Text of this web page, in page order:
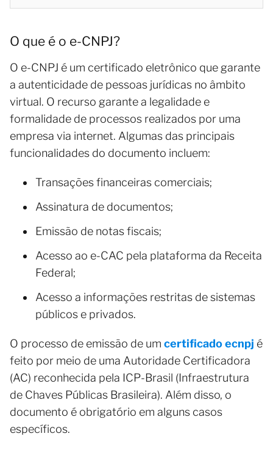
O que é o e-CNPJ?
O e-CNPJ é um certificado eletrônico que garante
a autenticidade de pessoas jurídicas no âmbito
virtual. O recurso garante a legalidade e
formalidade de processos realizados por uma
empresa via internet. Algumas das principais
funcionalidades do documento incluem:
Transações financeiras comerciais;
Assinatura de documentos;
Emissão de notas fiscais;
Acesso ao e-CAC pela plataforma da Receita
Federal;
Acesso a informações restritas de sistemas
públicos e privados.
O processo de emissão de um certificado ecnpj é
feito por meio de uma Autoridade Certificadora
(AC) reconhecida pela ICP-Brasil (Infraestrutura
de Chaves Públicas Brasileira). Além disso, o
documento é obrigatório em alguns casos
específicos.